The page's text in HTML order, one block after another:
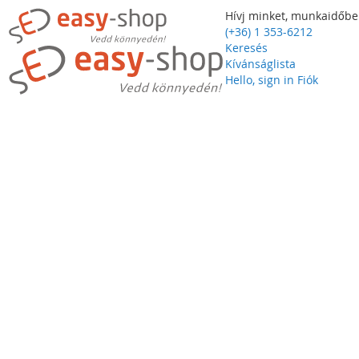
Hívj minket,
(+36) 1 353-6212
Keresés
Kívánságlista
Hello, sign in Fiók